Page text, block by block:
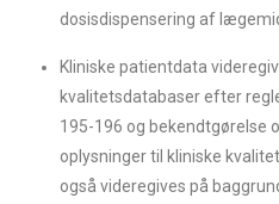
dosisdispensering af
Kliniske patientdata
kvalitetsdatabaser efter
195-196 og bekendtgørelse
oplysninger til kliniske
også videregives på